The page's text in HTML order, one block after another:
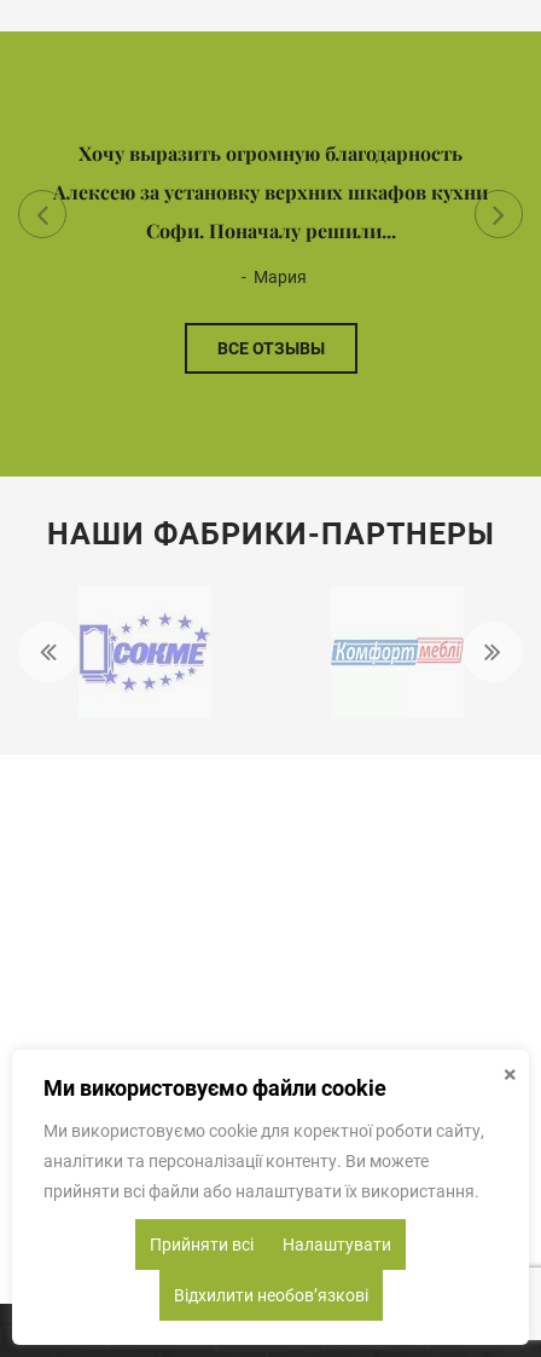
Хочу выразить огромную благодарность
Алексею за установку верхних шкафов кухни
Софи. Поначалу решили...
Мария
ВСЕ ОТЗЫВЫ
НАШИ ФАБРИКИ-ПАРТНЕРЫ
×
Ми використовуємо файли cookie
Ми використовуємо cookie для коректної роботи сайту,
аналітики та персоналізації контенту. Ви можете
прийняти всі файли або налаштувати їх використання.
Прийняти всі Налаштувати
Відхилити необовʼязкові